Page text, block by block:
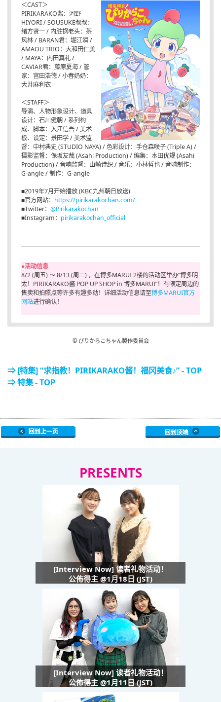
＜CAST＞
PIRIKARAKO酱：河野
HIYORI / SOUSUKE叔叔：
绪方贤一 / 内脏锅老头：茶
风林 / BARAN君：堀江瞬 /
AMAOU TRIO：大和田仁美
/ MAYA：内田真礼 /
CAVIAR君：藤原夏海 / 管
家：宫田浩徳 / 小春奶奶：
大井麻利衣
＜STAFF＞
导演、人物形象设计、道具
设计：石川健朝 / 系列构
成、脚本：入江信吾 / 美术
板、设定：景田学 / 美术监
督：中村典史 (STUDIO NAYA) / 色彩设计：手仓森咲子 (Triple A) /
摄影监督：保坂友哉 (Asahi Production) / 编集：本田优规 (Asahi
Production) / 音响监督：山崎诗织 / 音乐：小林哲也 / 音响制作：
G-angle / 制作：G-angle
■2019年7月开始播放 (KBC九州朝日放送)
■官方网站： https://pirikarakochan.com/
■Twitter： @Pirikarakochan
■Instagram： pirikarakochan_official
●活动信息
8/2 (周五) ～ 8/13 (周二) ，在博多MARUI 2楼的活动区举办“博多明
太！PIRIKARAKO酱 POP UP SHOP in 博多MARUI”！有限定周边的
售卖和拍照点等许多有趣多动！详细活动信息请至博多MARUI官方
网站进行确认！
© ぴりからこちゃん製作委員会
⇒ [特集] “求指教！PIRIKARAKO酱！福冈美食♪” - TOP
⇒ 特集 - TOP
PRESENTS
[Interview Now] 读者礼物活动！
公佈得主 @1月18日 (JST)
[Interview Now] 读者礼物活动！
公佈得主 @1月11日 (JST)